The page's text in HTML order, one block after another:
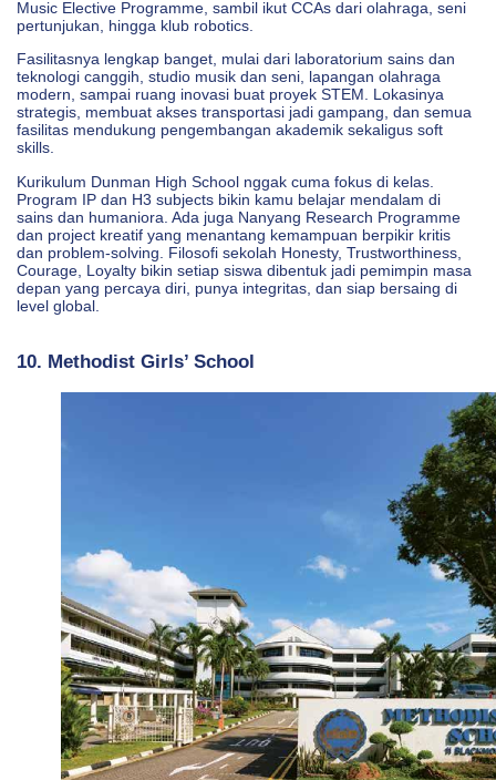
Music Elective Programme, sambil ikut CCAs dari olahraga, seni
pertunjukan, hingga klub robotics.
Fasilitasnya lengkap banget, mulai dari laboratorium sains dan
teknologi canggih, studio musik dan seni, lapangan olahraga
modern, sampai ruang inovasi buat proyek STEM. Lokasinya
strategis, membuat akses transportasi jadi gampang, dan semua
fasilitas mendukung pengembangan akademik sekaligus soft
skills.
Kurikulum Dunman High School nggak cuma fokus di kelas.
Program IP dan H3 subjects bikin kamu belajar mendalam di
sains dan humaniora. Ada juga Nanyang Research Programme
dan project kreatif yang menantang kemampuan berpikir kritis
dan problem-solving. Filosofi sekolah Honesty, Trustworthiness,
Courage, Loyalty bikin setiap siswa dibentuk jadi pemimpin masa
depan yang percaya diri, punya integritas, dan siap bersaing di
level global.
10. Methodist Girls’ School